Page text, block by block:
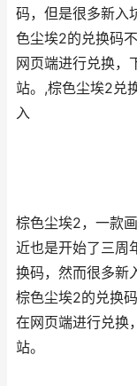
码，但是很多新入
色尘埃2的兑换码
网页端进行兑换，
站。,棕色尘埃2兑
入
棕色尘埃2，一款
近也是开始了三周
换码，然而很多新
棕色尘埃2的兑换
在网页端进行兑换
站。